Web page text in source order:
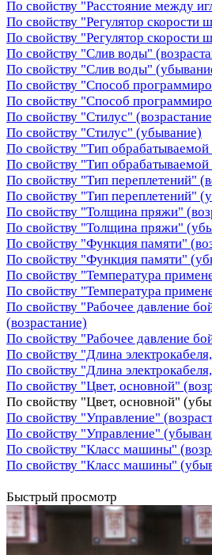
По свойству "Расстояние между
По свойству "Регулятор скорости
По свойству "Регулятор скорости
По свойству "Слив воды"
По свойству "Слив воды"
По свойству "Способ
По свойству "Способ
По свойству "Стилус"
По свойству "Стилус" (убывание)
По свойству "Тип
По свойству "Тип
По свойству "Тип переплетений"
По свойству "Тип переплетений"
По свойству "Толщина пряжи"
По свойству "Толщина пряжи"
По свойству "Функция памяти"
По свойству "Функция памяти"
По свойству "Температура
По свойству "Температура
По свойству "Рабочее давление
(возрастание)
По свойству "Рабочее давление
По свойству "Длина
По свойству "Длина
По свойству "Цвет, основной"
По свойству "Цвет, основной"
По свойству "Управление"
По свойству "Управление"
По свойству "Класс машины"
По свойству "Класс машины"
Быстрый просмотр